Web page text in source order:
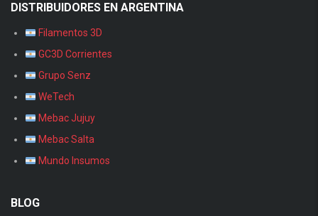
DISTRIBUIDORES EN ARGENTINA
Filamentos 3D
GC3D Corrientes
Grupo Senz
WeTech
Mebac Jujuy
Mebac Salta
Mundo Insumos
BLOG